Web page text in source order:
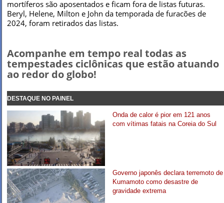
mortíferos são aposentados e ficam fora de listas futuras.
Beryl, Helene, Milton e John da temporada de furacões de
2024, foram retirados das listas.
Acompanhe em tempo real todas as
tempestades ciclônicas que estão atuando
ao redor do globo!
DESTAQUE NO PAINEL
Onda de calor é pior em 121 anos
com vítimas fatais na Coreia do Sul
Governo japonês declara terremoto de
Kumamoto como desastre de
gravidade extrema